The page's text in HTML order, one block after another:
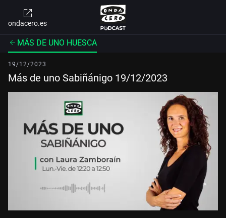
ondacero.es
MÁS DE UNO HUESCA
19/12/2023
Más de uno Sabiñánigo 19/12/2023